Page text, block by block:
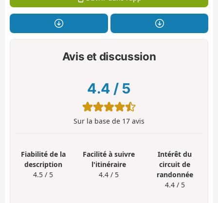
Avis et discussion
4.4 / 5
Sur la base de 17 avis
Fiabilité de la
description
4.5 / 5
Facilité à suivre
l'itinéraire
4.4 / 5
Intérêt du
circuit de
randonnée
4.4 / 5